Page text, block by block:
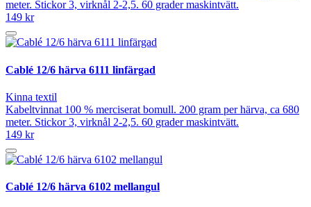
meter. Stickor 3, virknål 2-2,5. 60 grader maskintvätt.
149 kr
Cablé 12/6 härva 6111 linfärgad
Kinna textil
Kabeltvinnat 100 % merciserat bomull. 200 gram per härva, ca 680
meter. Stickor 3, virknål 2-2,5. 60 grader maskintvätt.
149 kr
Cablé 12/6 härva 6102 mellangul